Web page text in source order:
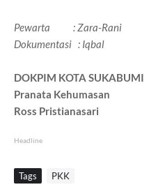
Pewarta : Zara-Rani
Dokumentasi : Iqbal
DOKPIM KOTA SUKABUMI
Pranata Kehumasan
Ross Pristianasari
Headline
Tags PKK